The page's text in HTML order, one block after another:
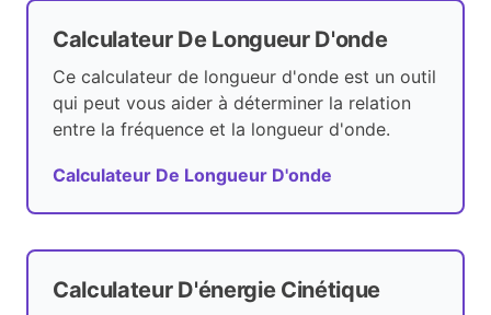
Calculateur De Longueur D'onde
Ce calculateur de longueur d'onde est un outil
qui peut vous aider à déterminer la relation
entre la fréquence et la longueur d'onde.
Calculateur De Longueur D'onde
Calculateur D'énergie Cinétique